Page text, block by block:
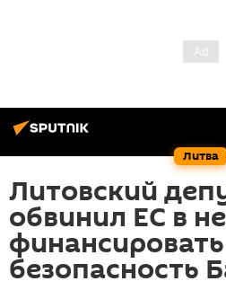
Литва
Литовский
обвинил ЕС в
финансировать
безопасность